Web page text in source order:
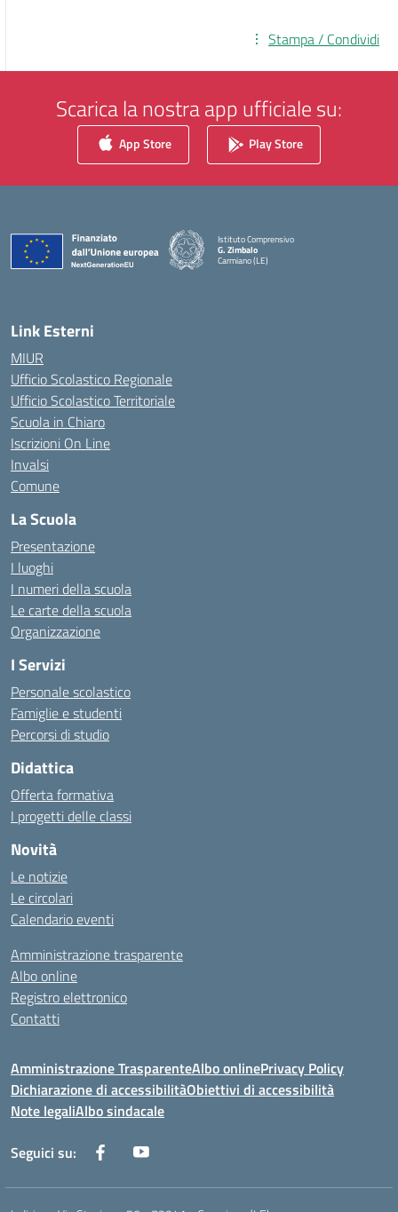
Stampa / Condividi
Scarica la nostra app ufficiale su:
App Store Play Store
Istituto Comprensivo
G. Zimbalo
Carmiano (LE)
Link Esterni
MIUR
Ufficio Scolastico Regionale
Ufficio Scolastico Territoriale
Scuola in Chiaro
Iscrizioni On Line
Invalsi
Comune
La Scuola
Presentazione
I luoghi
I numeri della scuola
Le carte della scuola
Organizzazione
I Servizi
Personale scolastico
Famiglie e studenti
Percorsi di studio
Didattica
Offerta formativa
I progetti delle classi
Novità
Le notizie
Le circolari
Calendario eventi
Amministrazione trasparente
Albo online
Registro elettronico
Contatti
Amministrazione TrasparenteAlbo onlinePrivacy Policy
Dichiarazione di accessibilitàObiettivi di accessibilità
Note legaliAlbo sindacale
Seguici su: